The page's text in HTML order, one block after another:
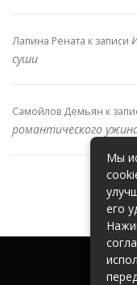
Лапина Рената к записи
суши
Самойлов Демьян к
романтического
Мы
его